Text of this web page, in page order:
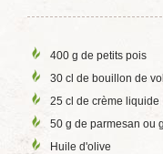
400 g de petits pois
30 cl de bouillon de
25 cl de crème liquide
50 g de parmesan ou
Huile d'olive